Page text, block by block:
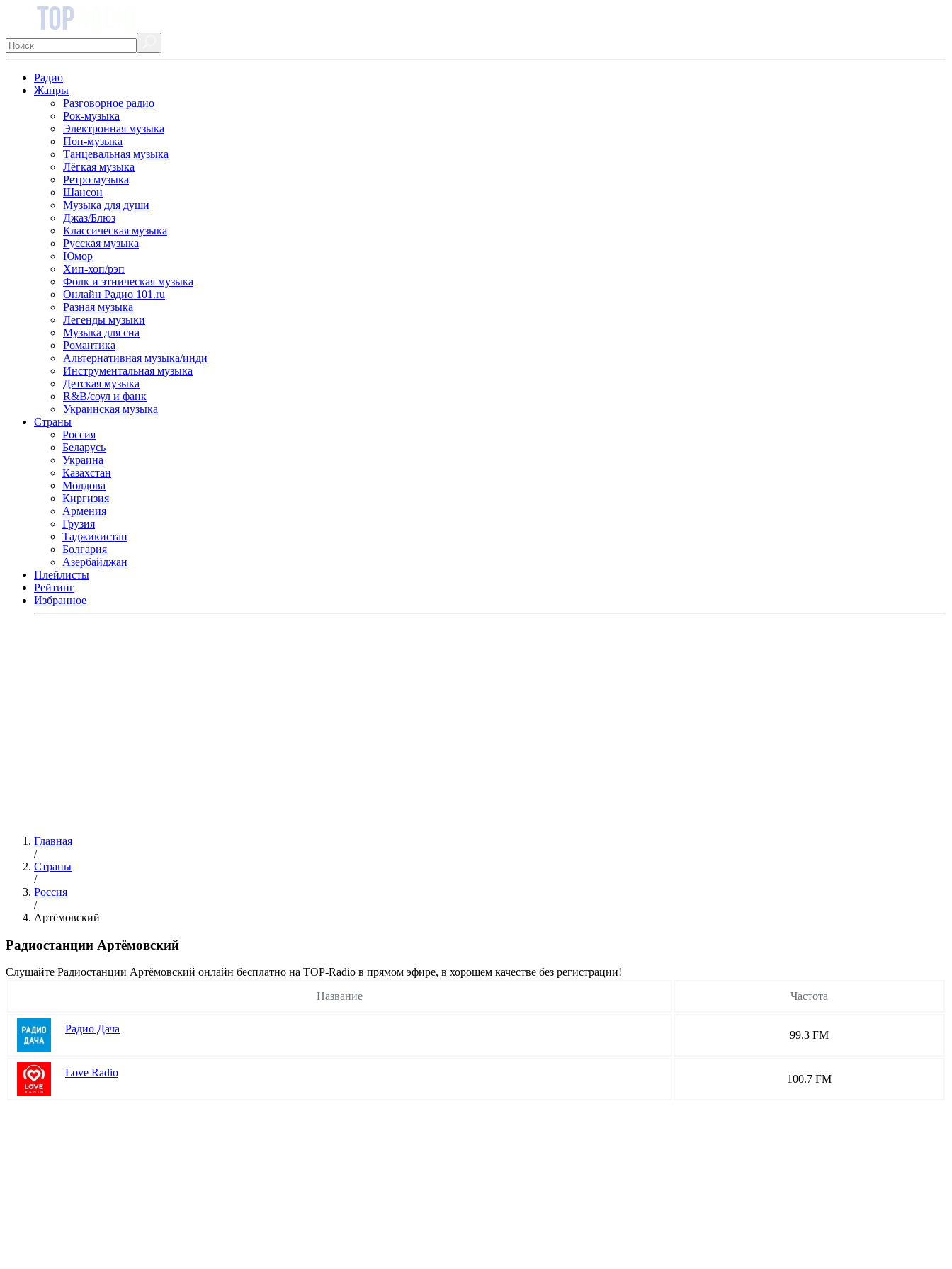
Радио
Жанры
Разговорное радио
Рок-музыка
Электронная музыка
Поп-музыка
Танцевальная музыка
Лёгкая музыка
Ретро музыка
Шансон
Музыка для души
Джаз/Блюз
Классическая музыка
Русская музыка
Юмор
Хип-хоп/рэп
Фолк и этническая музыка
Онлайн Радио 101.ru
Разная музыка
Легенды музыки
Музыка для сна
Романтика
Альтернативная музыка/инди
Инструментальная музыка
Детская музыка
R&B/cоул и фанк
Украинская музыка
Страны
Россия
Беларусь
Украина
Казахстан
Молдова
Киргизия
Армения
Грузия
Таджикистан
Болгария
Азербайджан
Плейлисты
Рейтинг
Избранное
Главная
/
Страны
/
Россия
/
Артёмовский
Радиостанции Артёмовский
Cлушайте Радиостанции Артёмовский онлайн бесплатно на TOP-Radio в прямом эфире, в хорошем качестве без регистрации!
Название
Частота
Радио Дача
99.3 FM
Love Radio
100.7 FM